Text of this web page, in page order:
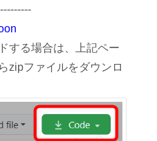
する場合は、上記ペー
zipファイルをダウンロ